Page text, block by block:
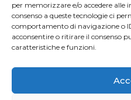
per memorizzare e/o accedere alle
consenso a queste tecnologie ci
comportamento di navigazione o
acconsentire o ritirare il consenso
caratteristiche e funzioni.
Email*